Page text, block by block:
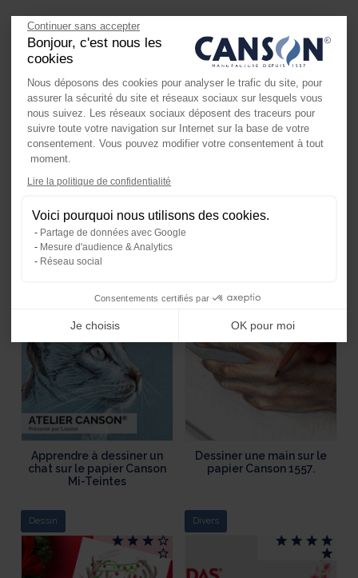
Pastel
Peindre un paysage de nuit
sur le papier Canson Mi-
Teintes Velvet
Peindre de magnifiques
coquelicots sur le Papier
Apprendre à dessiner un
chat sur le papier Canson
Mi-Teintes
Dessiner une main sur le
papier Canson 1557.
Dessin Divers
Continuer sans accepter
Bonjour, c'est nous les
cookies
Nous déposons des cookies pour analyser le trafic du site, pour
assurer la sécurité du site et réseaux sociaux sur lesquels vous
nous suivez. Les réseaux sociaux déposent des traceurs pour
suivre toute votre navigation sur Internet sur la base de votre
consentement. Vous pouvez modifier votre consentement à tout
moment.
Lire la politique de confidentialité
Voici pourquoi nous utilisons des cookies.
Partage de données avec Google
Mesure d'audience & Analytics
Réseau social
Consentements certifiés par
Je choisis OK pour moi
Axeptio consent
Notre plateforme vous permet